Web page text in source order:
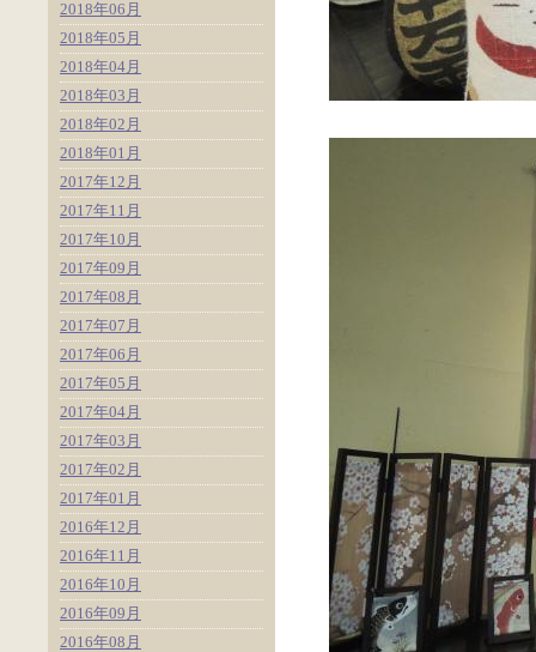
2018年06月
2018年05月
2018年04月
2018年03月
2018年02月
2018年01月
2017年12月
2017年11月
2017年10月
2017年09月
2017年08月
2017年07月
2017年06月
2017年05月
2017年04月
2017年03月
2017年02月
2017年01月
2016年12月
2016年11月
2016年10月
2016年09月
2016年08月